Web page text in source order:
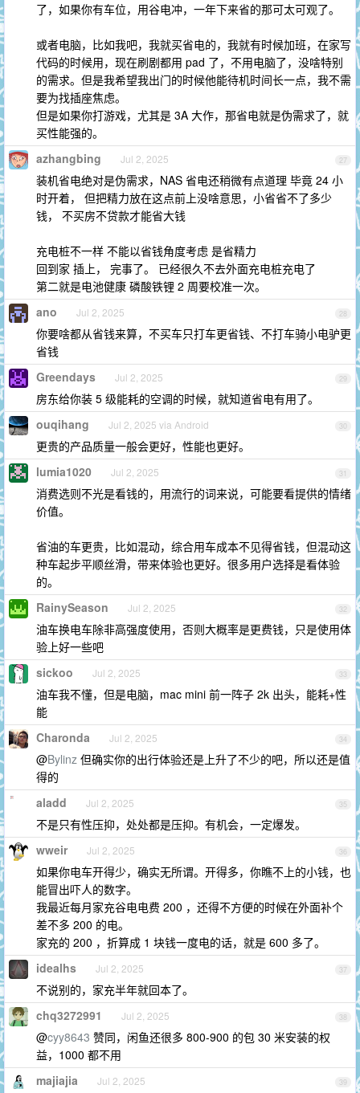
了，如果你有车位，用谷电冲，一年下来省的那可太可观了。
或者电脑，比如我吧，我就买省电的，我就有时候加班，在家写
代码的时候用，现在刷剧都用 pad 了，不用电脑了，没啥特别
的需求。但是我希望我出门的时候他能待机时间长一点，我不需
要为找插座焦虑。
但是如果你打游戏，尤其是 3A 大作，那省电就是伪需求了，就
买性能强的。
27
azhangbing Jul 2, 2025
装机省电绝对是伪需求，NAS 省电还稍微有点道理 毕竟 24 小
时开着， 但把精力放在这点前上没啥意思，小省省不了多少
钱， 不买房不贷款才能省大钱
充电桩不一样 不能以省钱角度考虑 是省精力
回到家 插上， 完事了。 已经很久不去外面充电桩充电了
第二就是电池健康 磷酸铁锂 2 周要校准一次。
28
ano Jul 2, 2025
你要啥都从省钱来算，不买车只打车更省钱、不打车骑小电驴更
省钱
29
Greendays Jul 2, 2025
房东给你装 5 级能耗的空调的时候，就知道省电有用了。
30
ouqihang Jul 2, 2025 via Android
更贵的产品质量一般会更好，性能也更好。
31
lumia1020 Jul 2, 2025
消费选则不光是看钱的，用流行的词来说，可能要看提供的情绪
价值。
省油的车更贵，比如混动，综合用车成本不见得省钱，但混动这
种车起步平顺丝滑，带来体验也更好。很多用户选择是看体验
的。
32
RainySeason Jul 2, 2025
油车换电车除非高强度使用，否则大概率是更费钱，只是使用体
验上好一些吧
33
sickoo Jul 2, 2025
油车我不懂，但是电脑，mac mini 前一阵子 2k 出头，能耗+性
能
34
Charonda Jul 2, 2025
@Bylinz 但确实你的出行体验还是上升了不少的吧，所以还是值
得的
35
aladd Jul 2, 2025
不是只有性压抑，处处都是压抑。有机会，一定爆发。
36
wweir Jul 2, 2025
如果你电车开得少，确实无所谓。开得多，你瞧不上的小钱，也
能冒出吓人的数字。
我最近每月家充谷电电费 200 ，还得不方便的时候在外面补个
差不多 200 的电。
家充的 200 ，折算成 1 块钱一度电的话，就是 600 多了。
37
idealhs Jul 2, 2025
不说别的，家充半年就回本了。
38
chq3272991 Jul 2, 2025
@cyy8643 赞同，闲鱼还很多 800-900 的包 30 米安装的权
益，1000 都不用
39
majiajia Jul 2, 2025